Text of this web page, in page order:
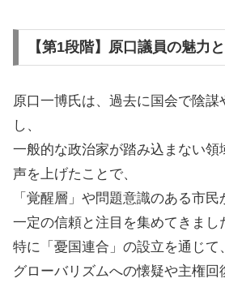
【第1段階】原口議員の魅力
原口一博氏は、過去に国会で陰謀
し、
一般的な政治家が踏み込まない領
声を上げたことで、
「覚醒層」や問題意識のある市民
一定の信頼と注目を集めてきまし
特に「憂国連合」の設立を通じて、
グローバリズムへの懐疑や主権回